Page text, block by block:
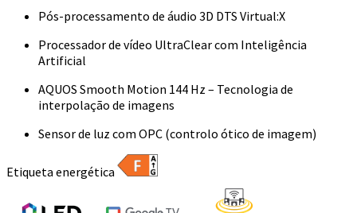
Pós-processamento de áudio 3D DTS Virtual:X
Processador de vídeo UltraClear com Inteligência
Artificial
AQUOS Smooth Motion 144 Hz – Tecnologia de
interpolação de imagens
Sensor de luz com OPC (controlo ótico de imagem)
Etiqueta energética